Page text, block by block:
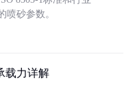
喷砂参数。
载力详解